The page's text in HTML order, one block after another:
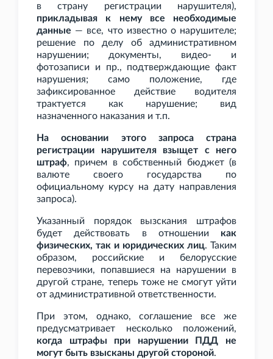
в страну регистрации нарушителя),
прикладывая к нему все необходимые
данные — все, что известно о нарушителе;
решение по делу об административном
нарушении; документы, видео- и
фотозаписи и
пр., подтверждающие факт
нарушения; само положение, где
зафиксированное действие водителя
трактуется как нарушение; вид
назначенного наказания и т.п.
На основании этого запроса страна
регистрации нарушителя взыщет с него
штраф, причем в собственный бюджет (в
валюте своего государства по
официальному курсу на дату направления
запроса).
Указанный порядок вызскания штрафов
будет действовать в отношении как
физических, так и юридических лиц. Таким
образом, российские и белорусские
перевозчики, попавшиеся на нарушении в
другой стране, теперь тоже не смогут уйти
от административной ответственности.
При этом, однако, соглашение все же
предусматривает несколько положений,
когда штрафы при нарушении ПДД не
могут быть взысканы другой стороной.